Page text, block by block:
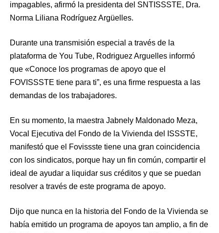
impagables, afirmó la presidenta del SNTISSSTE, Dra.
Norma Liliana Rodríguez Argüelles.
Durante una transmisión especial a través de la
plataforma de You Tube, Rodriguez Arguelles informó
que «Conoce los programas de apoyo que el
FOVISSSTE tiene para ti”, es una firme respuesta a las
demandas de los trabajadores.
En su momento, la maestra Jabnely Maldonado Meza,
Vocal Ejecutiva del Fondo de la Vivienda del ISSSTE,
manifestó que el Fovissste tiene una gran coincidencia
con los sindicatos, porque hay un fin común, compartir el
ideal de ayudar a liquidar sus créditos y que se puedan
resolver a través de este programa de apoyo.
Dijo que nunca en la historia del Fondo de la Vivienda se
había emitido un programa de apoyos tan amplio, a fin de